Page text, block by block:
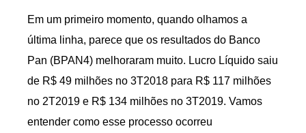
Em um primeiro momento, quando olhamos a
última linha, parece que os resultados do Banco
Pan (BPAN4) melhoraram muito. Lucro Líquido saiu
de R$ 49 milhões no 3T2018 para R$ 117 milhões
no 2T2019 e R$ 134 milhões no 3T2019. Vamos
entender como esse processo ocorreu